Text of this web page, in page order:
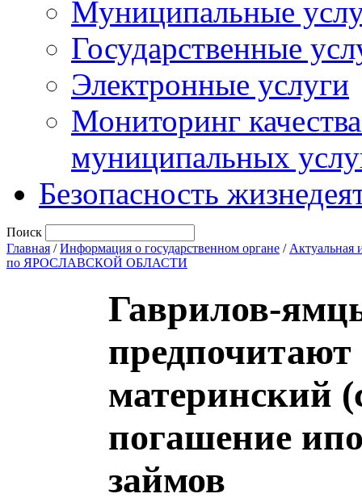
Муниципальные
Государственные
Электронные услуги
Мониторинг
муниципальных
Безопасность
Поиск
Главная /Информация о государственном органе / Актуальная
по ЯРОСЛАВСКОЙ ОБЛАСТИ
Гаврилов-
материнский
погашение
займов